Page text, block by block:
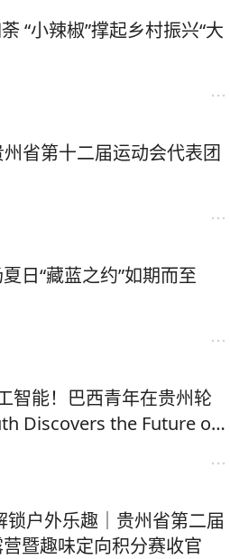
“小辣椒”撑起乡村振兴“大
省第十二届运动会代表团
日“藏蓝之约”如期而至
智能！巴西青年在贵州轮
Discovers the Future of
户外乐趣｜贵州省第二届
暨趣味定向积分赛收官